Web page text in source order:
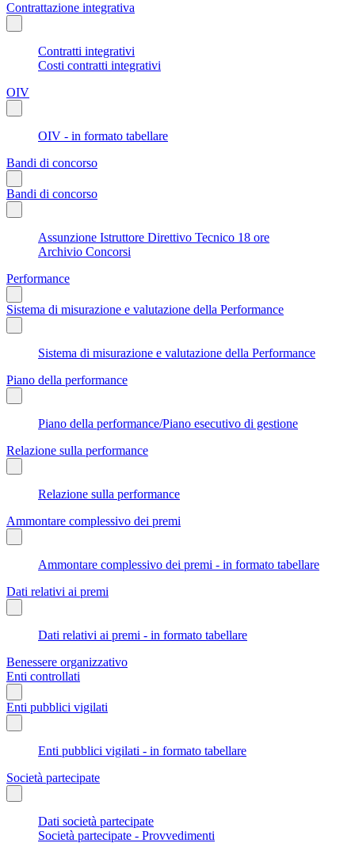
Contrattazione integrativa
Contratti integrativi
Costi contratti integrativi
OIV
OIV - in formato tabellare
Bandi di concorso
Bandi di concorso
Assunzione Istruttore Direttivo Tecnico 18 ore
Archivio Concorsi
Performance
Sistema di misurazione e valutazione della Performance
Sistema di misurazione e valutazione della Performance
Piano della performance
Piano della performance/Piano esecutivo di gestione
Relazione sulla performance
Relazione sulla performance
Ammontare complessivo dei premi
Ammontare complessivo dei premi - in formato tabellare
Dati relativi ai premi
Dati relativi ai premi - in formato tabellare
Benessere organizzativo
Enti controllati
Enti pubblici vigilati
Enti pubblici vigilati - in formato tabellare
Società partecipate
Dati società partecipate
Società partecipate - Provvedimenti